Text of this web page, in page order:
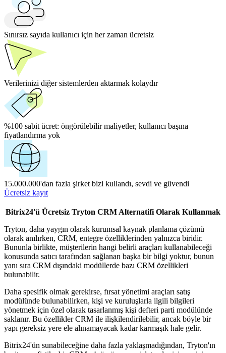
Sınırsız sayıda kullanıcı için her zaman ücretsiz
Verilerinizi diğer sistemlerden aktarmak kolaydır
%100 sabit ücret: öngörülebilir maliyetler, kullanıcı başına
fiyatlandırma yok
15.000.000'dan fazla şirket bizi kullandı, sevdi ve güvendi
Ücretsiz kayıt
Bitrix24'ü Ücretsiz Tryton CRM Alternatifi Olarak Kullanmak
Tryton, daha yaygın olarak kurumsal kaynak planlama çözümü
olarak anılırken, CRM, entegre özelliklerinden yalnızca biridir.
Bununla birlikte, müşterilerin hangi belirli araçları kullanabileceği
konusunda satıcı tarafından sağlanan başka bir bilgi yoktur, bunun
yanı sıra CRM dışındaki modüllerde bazı CRM özellikleri
bulunabilir.
Daha spesifik olmak gerekirse, fırsat yönetimi araçları satış
modülünde bulunabilirken, kişi ve kuruluşlarla ilgili bilgileri
yönetmek için özel olarak tasarlanmış kişi defteri parti modülünde
saklanır. Bu özellikler CRM ile ilişkilendirilebilir, ancak böyle bir
yapı gereksiz yere ele alınamayacak kadar karmaşık hale gelir.
Bitrix24'ün sunabileceğine daha fazla yaklaşmadığından, Tryton'ın